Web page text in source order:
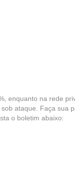
enquanto na rede
ataque. Faça sua
o boletim abaixo: